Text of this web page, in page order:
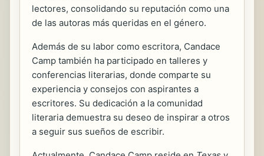
lectores, consolidando su reputación como una
de las autoras más queridas en el género.
Además de su labor como escritora, Candace
Camp también ha participado en talleres y
conferencias literarias, donde comparte su
experiencia y consejos con aspirantes a
escritores. Su dedicación a la comunidad
literaria demuestra su deseo de inspirar a otros
a seguir sus sueños de escribir.